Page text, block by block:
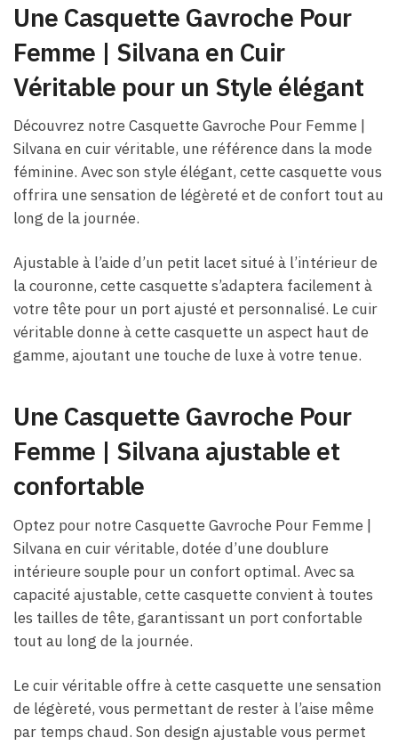
Une Casquette Gavroche Pour
Femme​ | Silvana en Cuir
Véritable pour un Style élégant
Découvrez notre Casquette Gavroche Pour Femme​ |
Silvana en cuir véritable, une référence dans la mode
féminine. Avec son style élégant, cette casquette vous
offrira une sensation de légèreté et de confort tout au
long de la journée.
Ajustable à l’aide d’un petit lacet situé à l’intérieur de
la couronne, cette casquette s’adaptera facilement à
votre tête pour un port ajusté et personnalisé. Le cuir
véritable donne à cette casquette un aspect haut de
gamme, ajoutant une touche de luxe à votre tenue.
Une Casquette Gavroche Pour
Femme​ | Silvana ajustable et
confortable
Optez pour notre Casquette Gavroche Pour Femme​ |
Silvana en cuir véritable, dotée d’une doublure
intérieure souple pour un confort optimal. Avec sa
capacité ajustable, cette casquette convient à toutes
les tailles de tête, garantissant un port confortable
tout au long de la journée.
Le cuir véritable offre à cette casquette une sensation
de légèreté, vous permettant de rester à l’aise même
par temps chaud. Son design ajustable vous permet